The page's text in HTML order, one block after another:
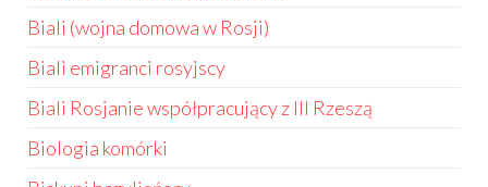
Biali (wojna domowa w Rosji)
Biali emigranci rosyjscy
Biali Rosjanie współpracujący z III Rzeszą
Biologia komórki